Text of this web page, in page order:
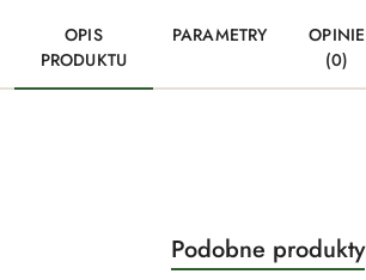
OPIS
PRODUKTU
PARAMETRY
OPINIE
(0)
Pomiń karuzelę produktów
Produkty
Podobne produkty